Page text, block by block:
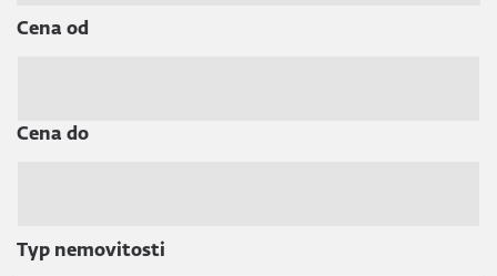
Cena od
Cena do
Typ nemovitosti